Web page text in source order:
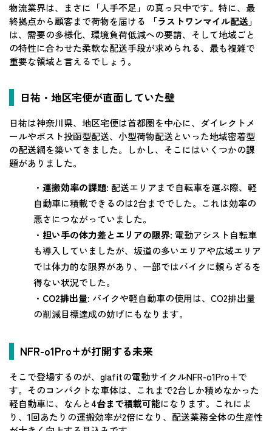
物流業界は、まさに「人手不足」の真っ只中です。特に、最
終拠点から顧客まで荷物を届ける
「ラストワンマイル配送」
は、需要の多様化、環境負荷低減への要請、そして地域ごと
の特性に合わせた柔軟な配送手段が求められる、最も複雑で
重要な領域と言えるでしょう。
日祐・地区宅便が直面していた壁
日祐は神奈川県、地区宅便は首都圏を中心に、ダイレクトメ
ールやポスト投函型配送、小型荷物配送といった地域密着型
の配送網を築いてきました。しかし、そこにはいくつかの課
題がありました。
・ 運搬効率の課題: 配送エリアまで自転車を運ぶ際、軽
自動車に積載できるのは2台まででした。これは効率の
悪さにつながっていました。
・ 担い手の体力差とエリアの限界: 電動アシスト自転車
も導入していましたが、坂道の多いエリアや広域エリア
では体力的な限界があり、一部ではバイクに頼らざるを
得ない状況でした。
・ CO2排出量: バイクや軽自動車の使用は、CO2排出量
の削減目標達成の妨げにもなります。
NFR-o1Pro+が打開する未来
そこで登場するのが、glafitの電動サイクルNFR-o1Pro+で
す。そのコンパクトな車体は、これまで2台しか積めなかった
軽自動車に、なんと4台まで積載可能になります。これによ
り、1回あたりの運搬効率が2倍になり、配送業務全体の生産性